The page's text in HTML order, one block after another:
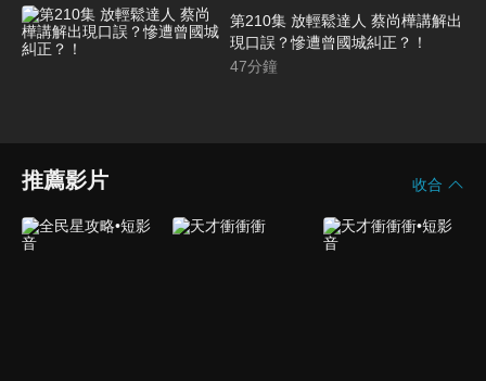
第210集 放輕鬆達人 蔡尚樺講解出
現口誤？慘遭曾國城糾正？！
47分鐘
推薦影片 收合